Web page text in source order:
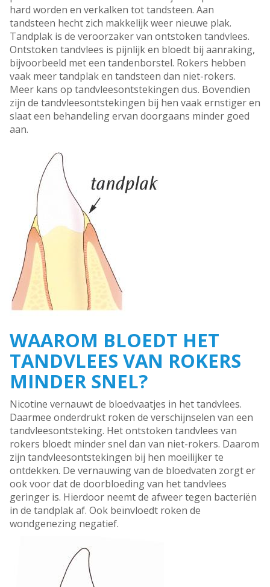
hard worden en verkalken tot tandsteen. Aan
tandsteen hecht zich makkelijk weer nieuwe plak.
Tandplak is de veroorzaker van ontstoken tandvlees.
Ontstoken tandvlees is pijnlijk en bloedt bij aanraking,
bijvoorbeeld met een tandenborstel. Rokers hebben
vaak meer tandplak en tandsteen dan niet-rokers.
Meer kans op tandvleesontstekingen dus. Bovendien
zijn de tandvleesontstekingen bij hen vaak ernstiger en
slaat een behandeling ervan doorgaans minder goed
aan.
WAAROM BLOEDT HET
TANDVLEES VAN ROKERS
MINDER SNEL?
Nicotine vernauwt de bloedvaatjes in het tandvlees.
Daarmee onderdrukt roken de verschijnselen van een
tandvleesontsteking. Het ontstoken tandvlees van
rokers bloedt minder snel dan van niet-rokers. Daarom
zijn tandvleesontstekingen bij hen moeilijker te
ontdekken. De vernauwing van de bloedvaten zorgt er
ook voor dat de doorbloeding van het tandvlees
geringer is. Hierdoor neemt de afweer tegen bacteriën
in de tandplak af. Ook beïnvloedt roken de
wondgenezing negatief.